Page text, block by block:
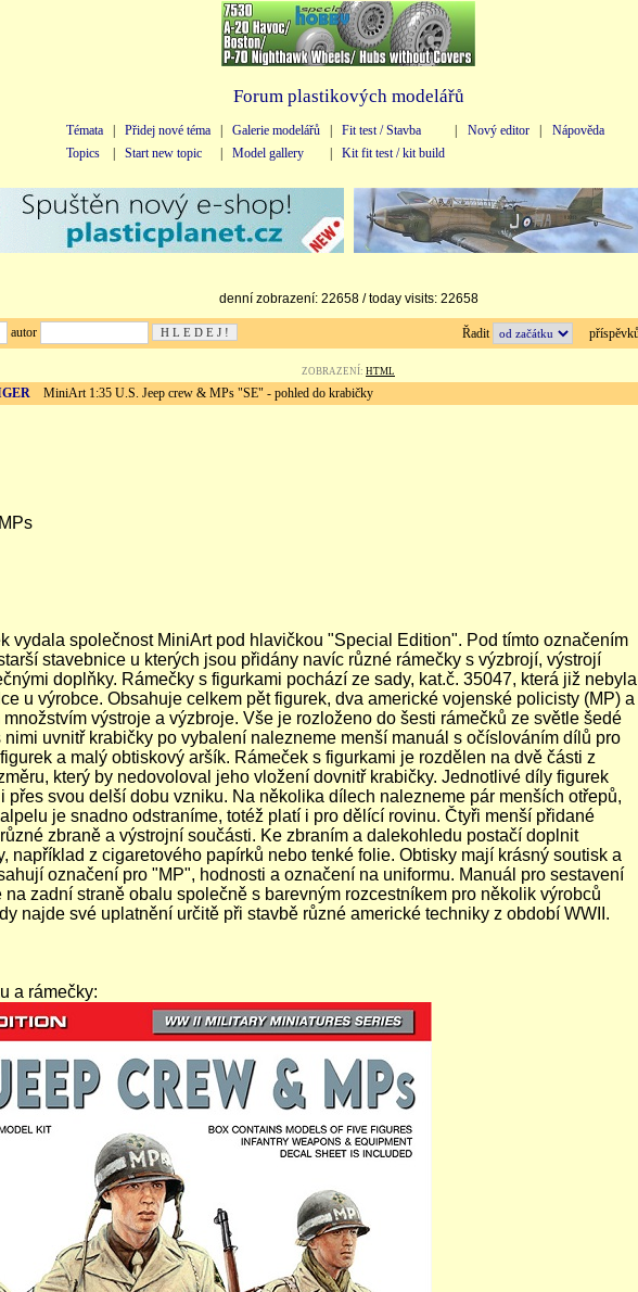
Forum plastikových modelářů
Témata Přidej nové téma Galerie modelářů Fit test / Stavba Nový editor
Nápověda
Topics
Start new topic Model gallery Kit fit test / kit build
denní zobrazení: 22658 / today visits: 22658
autor Řadit příspěvků
ZOBRAZENÍ: HTML
MiniArt 1:35 U.S. Jeep crew & MPs "SE" - pohled do krabičky
vydala společnost MiniArt pod hlavičkou "Special Edition". Pod tímto označením
stavebnice u kterých jsou přidány navíc různé rámečky s výzbrojí, výstrojí
doplňky. Rámečky s figurkami pochází ze sady, kat.č. 35047, která již nebyla
u výrobce. Obsahuje celkem pět figurek, dva americké vojenské policisty (MP) a
výstroje a výzbroje. Vše je rozloženo do šesti rámečků ze světle šedé
nimi uvnitř krabičky po vybalení nalezneme menší manuál s očíslováním dílů pro
a malý obtiskový aršík. Rámeček s figurkami je rozdělen na dvě části z
který by nedovoloval jeho vložení dovnitř krabičky. Jednotlivé díly figurek
přes svou delší dobu vzniku. Na několika dílech nalezneme pár menších otřepů,
je snadno odstraníme, totéž platí i pro dělící rovinu. Čtyři menší přidané
zbraně a výstrojní součásti. Ke zbraním a dalekohledu postačí doplnit
například z cigaretového papírků nebo tenké folie. Obtisky mají krásný soutisk a
označení pro "MP", hodnosti a označení na uniformu. Manuál pro sestavení
zadní straně obalu společně s barevným rozcestníkem pro několik výrobců
najde své uplatnění určitě při stavbě různé americké techniky z období WWII.
a rámečky: